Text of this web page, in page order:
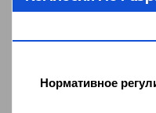
Нормативное